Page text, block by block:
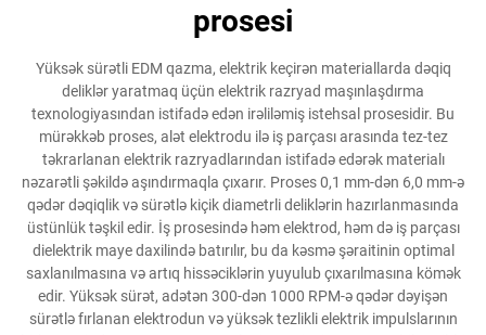
prosesi
Yüksək sürətli EDM qazma, elektrik keçirən materiallarda dəqiq
deliklər yaratmaq üçün elektrik razryad maşınlaşdırma
texnologiyasından istifadə edən irəliləmiş istehsal prosesidir. Bu
mürəkkəb proses, alət elektrodu ilə iş parçası arasında tez-tez
təkrarlanan elektrik razryadlarından istifadə edərək materialı
nəzarətli şəkildə aşındırmaqla çıxarır. Proses 0,1 mm-dən 6,0 mm-ə
qədər dəqiqlik və sürətlə kiçik diametrli deliklərin hazırlanmasında
üstünlük təşkil edir. İş prosesində həm elektrod, həm də iş parçası
dielektrik maye daxilində batırılır, bu da kəsmə şəraitinin optimal
saxlanılmasına və artıq hissəciklərin yuyulub çıxarılmasına kömək
edir. Yüksək sürət, adətən 300-dən 1000 RPM-ə qədər dəyişən
sürətlə fırlanan elektrodun və yüksək tezlikli elektrik impulslarının